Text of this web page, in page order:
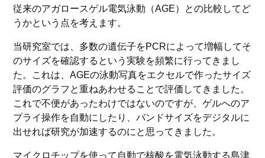
従来のアガロースゲル電気泳動（AGE）との比較してど
うかという点を考えます。
当研究室では、多数の遺伝子をPCRによって増幅してそ
のサイズを確認するという実験を頻繁に行ってきまし
た。これは、AGEの泳動写真をエクセルで作ったサイズ
評価のグラフと重ねあわせることで評価してきました。
これで不便があったわけではないのですが、ゲルへのア
プライ操作を自動にしたり、バンドサイズをデジタルに
出せれば研究が加速するのにと思ってきました。
マイクロチップを使って自動で核酸を電気泳動する島津